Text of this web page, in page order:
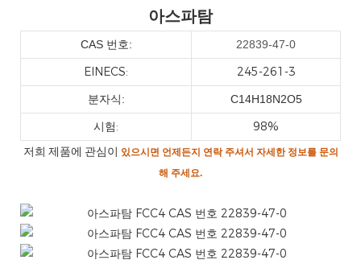
아스파탐
CAS 번호: 22839-47-0
EINECS: 245-261-3
분자식: C14H18N2O5
시험: 98%
저희 제품에 관심이 있으시면 언제든지 연락 주셔서 자세한 정보를 문의
해 주세요.